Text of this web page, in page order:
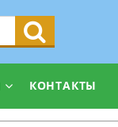
КОНТАКТЫ